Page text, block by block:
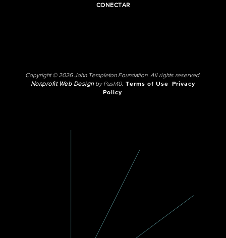
CONECTAR
Copyright © 2026 John Templeton Foundation. All rights reserved.
Nonprofit Web Designby Push10. Terms of Use
Privacy
Policy